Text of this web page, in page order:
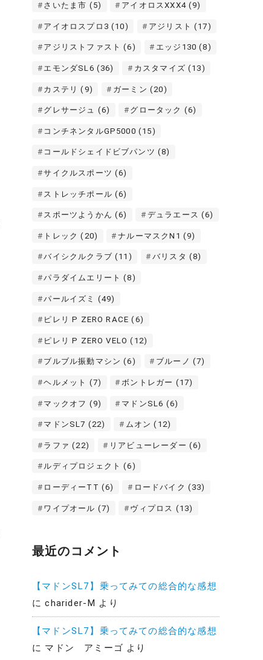
さいたま市 (5) アイオロスXXX4(9)
アイオロスプロ3 (10) アジリスト (17)
アジリストファスト (6) エッジ130 (8)
エモンダSL6 (36) カスタマイズ (13)
カステリ (9) ガーミン (20)
グレサージュ (6) グロータック (6)
コンチネンタルGP5000 (15)
コールドシェイドビブパンツ (8)
サイクルスポーツ (6)
ストレッチポール (6)
スポーツようかん (6) デュラエース (6)
トレック (20) ナルーマスクN1 (9)
バイシクルクラブ (11) バリスタ (8)
パラダイムエリート (8)
パールイズミ (49)
ピレリ P ZERO RACE (6)
ピレリ P ZERO VELO (12)
ブルブル振動マシン (6) ブルーノ (7)
ヘルメット (7) ボントレガー (17)
マックオフ (9) マドンSL6 (6)
マドンSL7 (22) ムオン (12)
ラファ (22) リアビューレーダー (6)
ルディプロジェクト (6)
ローディーTT (6) ロードバイク (33)
ワイプオール (7) ヴィプロス (13)
最近のコメント
【マドンSL7】乗ってみての総合的な感想
にcharider-M より
【マドンSL7】乗ってみての総合的な感想
に マドン アミーゴ より